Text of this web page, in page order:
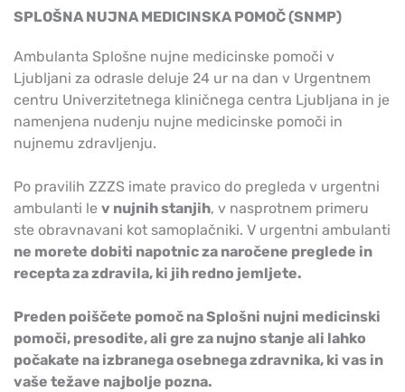
SPLOŠNA NUJNA MEDICINSKA POMOČ (SNMP)
Ambulanta Splošne nujne medicinske pomoči v
Ljubljani za odrasle deluje 24 ur na dan v Urgentnem
centru Univerzitetnega kliničnega centra Ljubljana in je
namenjena nudenju nujne medicinske pomoči in
nujnemu zdravljenju.
Po pravilih ZZZS imate pravico do pregleda v urgentni
ambulanti le v nujnih stanjih, v nasprotnem primeru
ste obravnavani kot samoplačniki. V urgentni ambulanti
ne morete dobiti napotnic za naročene preglede in
recepta za zdravila, ki jih redno jemljete.
Preden poiščete pomoč na Splošni nujni medicinski
pomoči, presodite, ali gre za nujno stanje ali lahko
počakate na izbranega osebnega zdravnika, ki vas in
vaše težave najbolje pozna.